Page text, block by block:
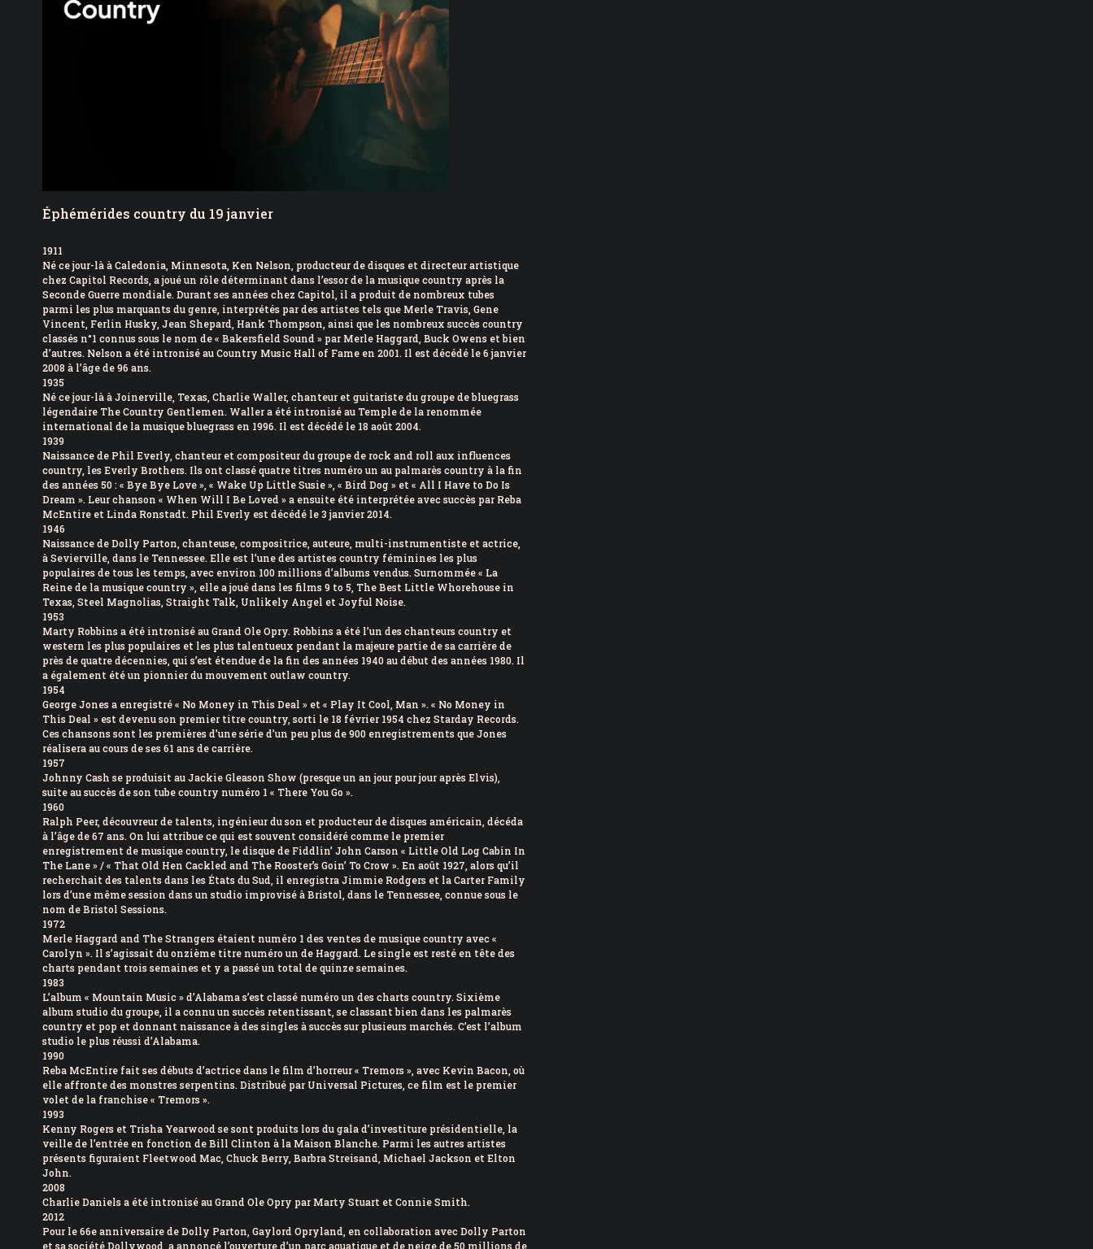
7 août 2026
Réservoir d’eau de Frampton | La réparation temporaire avance
PSPP critique les dépenses de Christine Fréchette; Duhaime dévoile son slogan
Éphémérides country du 19 janvier
1911
Né ce jour-là à Caledonia, Minnesota, Ken Nelson, producteur de disques et directeur artistique
chez Capitol Records, a joué un rôle déterminant dans l’essor de la musique country après la
Seconde Guerre mondiale. Durant ses années chez Capitol, il a produit de nombreux tubes
parmi les plus marquants du genre, interprétés par des artistes tels que Merle Travis, Gene
Vincent, Ferlin Husky, Jean Shepard, Hank Thompson, ainsi que les nombreux succès country
classés n°1 connus sous le nom de « Bakersfield Sound » par Merle Haggard, Buck Owens et bien
d’autres. Nelson a été intronisé au Country Music Hall of Fame en 2001. Il est décédé le 6 janvier
2008 à l’âge de 96 ans.
1935
Né ce jour-là à Joinerville, Texas, Charlie Waller, chanteur et guitariste du groupe de bluegrass
légendaire The Country Gentlemen. Waller a été intronisé au Temple de la renommée
international de la musique bluegrass en 1996. Il est décédé le 18 août 2004.
1939
Naissance de Phil Everly, chanteur et compositeur du groupe de rock and roll aux influences
country, les Everly Brothers. Ils ont classé quatre titres numéro un au palmarès country à la fin
des années 50 : « Bye Bye Love », « Wake Up Little Susie », « Bird Dog » et « All I Have to Do Is
Dream ». Leur chanson « When Will I Be Loved » a ensuite été interprétée avec succès par Reba
McEntire et Linda Ronstadt. Phil Everly est décédé le 3 janvier 2014.
1946
Naissance de Dolly Parton, chanteuse, compositrice, auteure, multi-instrumentiste et actrice,
à Sevierville, dans le Tennessee. Elle est l’une des artistes country féminines les plus
populaires de tous les temps, avec environ 100 millions d’albums vendus. Surnommée « La
Reine de la musique country », elle a joué dans les films 9 to 5, The Best Little Whorehouse in
Texas, Steel Magnolias, Straight Talk, Unlikely Angel et Joyful Noise.
1953
Marty Robbins a été intronisé au Grand Ole Opry. Robbins a été l’un des chanteurs country et
western les plus populaires et les plus talentueux pendant la majeure partie de sa carrière de
près de quatre décennies, qui s’est étendue de la fin des années 1940 au début des années 1980. Il
a également été un pionnier du mouvement outlaw country.
1954
George Jones a enregistré « No Money in This Deal » et « Play It Cool, Man ». « No Money in
This Deal » est devenu son premier titre country, sorti le 18 février 1954 chez Starday Records.
Ces chansons sont les premières d’une série d’un peu plus de 900 enregistrements que Jones
réalisera au cours de ses 61 ans de carrière.
1957
Johnny Cash se produisit au Jackie Gleason Show (presque un an jour pour jour après Elvis),
suite au succès de son tube country numéro 1 « There You Go ».
1960
Ralph Peer, découvreur de talents, ingénieur du son et producteur de disques américain, décéda
à l’âge de 67 ans. On lui attribue ce qui est souvent considéré comme le premier
enregistrement de musique country, le disque de Fiddlin’ John Carson « Little Old Log Cabin In
The Lane » / « That Old Hen Cackled and The Rooster’s Goin’ To Crow ». En août 1927, alors qu’il
recherchait des talents dans les États du Sud, il enregistra Jimmie Rodgers et la Carter Family
lors d’une même session dans un studio improvisé à Bristol, dans le Tennessee, connue sous le
nom de Bristol Sessions.
1972
Merle Haggard and The Strangers étaient numéro 1 des ventes de musique country avec «
Carolyn ». Il s’agissait du onzième titre numéro un de Haggard. Le single est resté en tête des
charts pendant trois semaines et y a passé un total de quinze semaines.
1983
L’album « Mountain Music » d’Alabama s’est classé numéro un des charts country. Sixième
album studio du groupe, il a connu un succès retentissant, se classant bien dans les palmarès
country et pop et donnant naissance à des singles à succès sur plusieurs marchés. C’est l’album
studio le plus réussi d’Alabama.
1990
Reba McEntire fait ses débuts d’actrice dans le film d’horreur « Tremors », avec Kevin Bacon, où
elle affronte des monstres serpentins. Distribué par Universal Pictures, ce film est le premier
volet de la franchise « Tremors ».
1993
Kenny Rogers et Trisha Yearwood se sont produits lors du gala d’investiture présidentielle, la
veille de l’entrée en fonction de Bill Clinton à la Maison Blanche. Parmi les autres artistes
présents figuraient Fleetwood Mac, Chuck Berry, Barbra Streisand, Michael Jackson et Elton
John.
2008
Charlie Daniels a été intronisé au Grand Ole Opry par Marty Stuart et Connie Smith.
2012
Pour le 66e anniversaire de Dolly Parton, Gaylord Opryland, en collaboration avec Dolly Parton
et sa société Dollywood, a annoncé l’ouverture d’un parc aquatique et de neige de 50 millions de